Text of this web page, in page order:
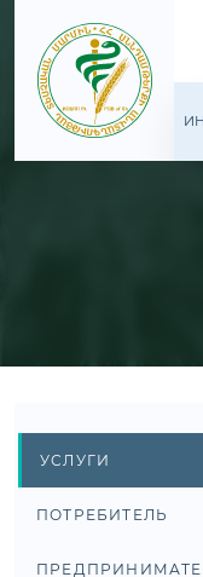
УСЛУГИ
ПОТРЕБИТЕЛЬ